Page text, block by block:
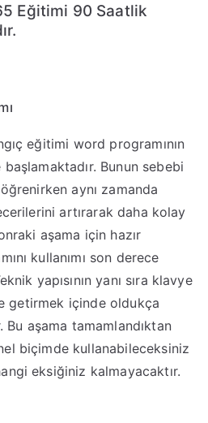
Eğitimi 90 Saatlik
eğitimi word programının
başlamaktadır. Bunun sebebi
aynı zamanda
artırarak daha kolay
aşama için hazır
kullanımı son derece
yapısının yanı sıra klavye
getirmek içinde oldukça
aşama tamamlandıktan
biçimde kullanabileceksiniz
eksiğiniz kalmayacaktır.